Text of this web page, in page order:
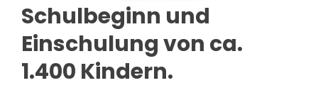
Schulbeginn und
Einschulung von ca.
1.400 Kindern.